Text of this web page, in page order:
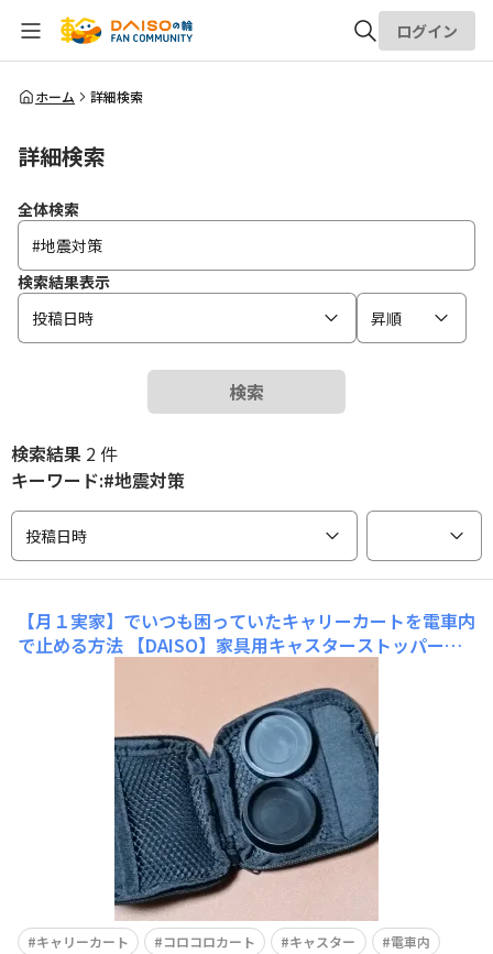
全体検索
ログイン
ホーム 詳細検索
詳細検索
全体検索
検索結果表示
投稿日時
昇順
検索
検索結果 2 件
キーワード:#地震対策
投稿日時
【月１実家】でいつも困っていたキャリーカートを電車内
で止める方法 【DAISO】家具用キャスターストッパーで
腕に力が入らない私は、毎月１度実家へ母と姉のお世話に
行くときに、キャリーカートを使って移動しています。電
車で座れる時間帯に移動するのですが、困るのが「キャリ
ーが勝手に転がる」こと。腿で挟むのは隣の
キャリーカート コロコロカート キャスター
電車内